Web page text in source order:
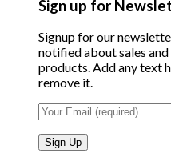
Sign up for
Signup for our
notified about sales and
products. Add any text
remove it.